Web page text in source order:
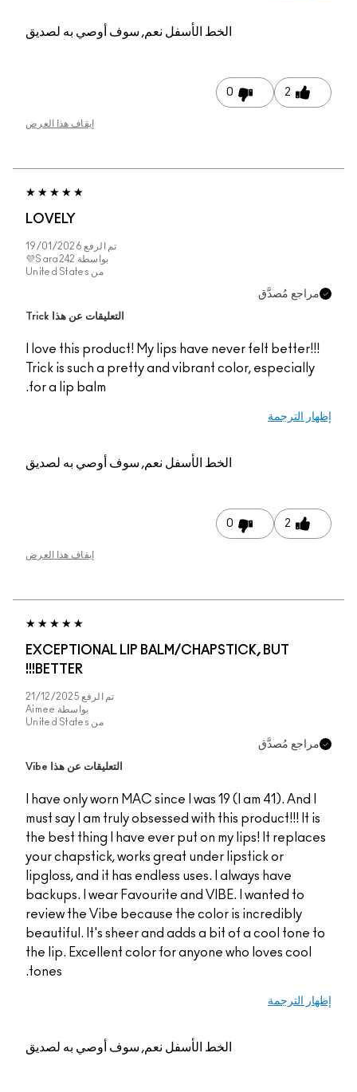
الخط الأسفلنعم, سوف أوصي به لصديق
2
0
إيقاف هذا العرض
LOVELY
تم الرفع 19/01/2026
بواسطةSara242💜
United States
مراجع مُصدَّق
التعليقات عن هذا Trick
I love this product! My lips have never felt better!!!
Trick is such a pretty and vibrant color, especially
for a lip balm.
إظهار الترجمة
الخط الأسفلنعم, سوف أوصي به لصديق
2
0
إيقاف هذا العرض
EXCEPTIONAL LIP BALM/CHAPSTICK, BUT
BETTER!!!
تم الرفع 21/12/2025
بواسطةAimee
United States
مراجع مُصدَّق
التعليقات عن هذا Vibe
I have only worn MAC since I was 19 (I am 41). And I
must say I am truly obsessed with this product!!! It is
the best thing I have ever put on my lips! It replaces
your chapstick, works great under lipstick or
lipgloss, and it has endless uses. I always have
backups. I wear Favourite and VIBE. I wanted to
review the Vibe because the color is incredibly
beautiful. It's sheer and adds a bit of a cool tone to
the lip. Excellent color for anyone who loves cool
tones.
إظهار الترجمة
الخط الأسفلنعم, سوف أوصي به لصديق